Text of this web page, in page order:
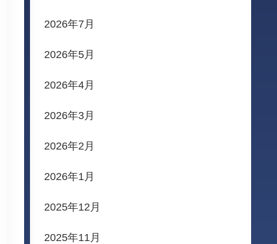
2026年7月
2026年5月
2026年4月
2026年3月
2026年2月
2026年1月
2025年12月
2025年11月